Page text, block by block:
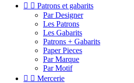
  Patrons et gabarits
Par Designer
Les Patrons
Les Gabarits
Patrons + Gabarits
Paper Pieces
Par Marque
Par Motif
  Mercerie